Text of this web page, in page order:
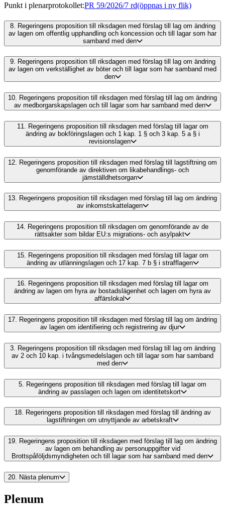
Punkt i plenarprotokollet:PR 59/2026/7 rd(öppnas i ny flik)
8. Regeringens proposition till riksdagen med förslag till lag om ändring
av lagen om offentlig upphandling och koncession och till lagar som har
samband med den
9. Regeringens proposition till riksdagen med förslag till lag om ändring
av lagen om verkställighet av böter och till lagar som har samband med
den
10. Regeringens proposition till riksdagen med förslag till lag om ändring
av medborgarskapslagen och till lagar som har samband med den
11.
Regeringens proposition till riksdagen med förslag till lagar om
ändring av bokföringslagen och 1 kap. 1 § och 3 kap. 5 a § i
revisionslagen
12. Regeringens proposition till riksdagen med förslag till lagstiftning om
genomförande av direktiven om likabehandlings- och
jämställdhetsorgan
13. Regeringens proposition till riksdagen med förslag till lag om ändring
av inkomstskattelagen
14.
Regeringens proposition till riksdagen om genomförande av de
rättsakter som bildar EU:s migrations- och asylpakt
15. Regeringens proposition till riksdagen med förslag till lagar om
ändring av utlänningslagen och 17 kap. 7 b § i strafflagen
16. Regeringens proposition till riksdagen med förslag till lagar om
ändring av lagen om hyra av bostadslägenhet och lagen om hyra av
affärslokal
17. Regeringens proposition till riksdagen med förslag till lag om ändring
av lagen om identifiering och registrering av djur
3.
Regeringens proposition till riksdagen med förslag till lag om ändring
av 2 och 10 kap. i tvångsmedelslagen och till lagar som har samband
med den
5. Regeringens proposition till riksdagen med förslag till lagar om
ändring av passlagen och lagen om identitetskort
18. Regeringens proposition till riksdagen med förslag till ändring av
lagstiftningen om utnyttjande av arbetskraft
19.
Regeringens proposition till riksdagen med förslag till lag om ändring
av lagen om behandling av personuppgifter vid
Brottspåföljdsmyndigheten och till lagar som har samband med den
20. Nästa plenum
Plenum